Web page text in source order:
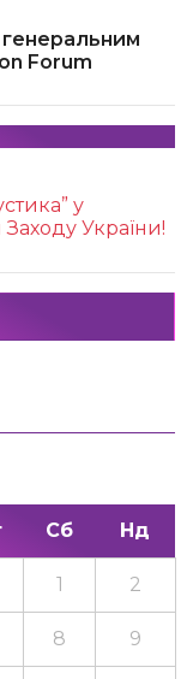
Forum
у
України!
Сб Нд
1 2
8 9